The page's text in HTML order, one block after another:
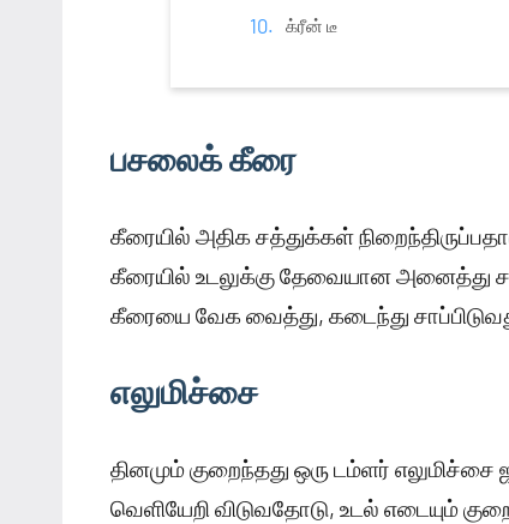
க்ரீன் டீ
பசலைக் கீரை
கீரையில் அதிக சத்துக்கள்
கீரையில் உடலுக்கு தேவையான அனைத்து
கீரையை வேக வைத்து, கடைந்து
எலுமிச்சை
தினமும் குறைந்தது ஒரு டம்ளர்
வெளியேறி விடுவதோடு, உடல் எடையும்